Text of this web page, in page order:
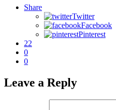
Share
Twitter
Facebook
Pinterest
22
0
0
Leave a Reply